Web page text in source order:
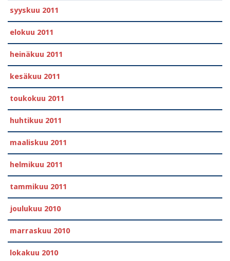
syyskuu 2011
elokuu 2011
heinäkuu 2011
kesäkuu 2011
toukokuu 2011
huhtikuu 2011
maaliskuu 2011
helmikuu 2011
tammikuu 2011
joulukuu 2010
marraskuu 2010
lokakuu 2010